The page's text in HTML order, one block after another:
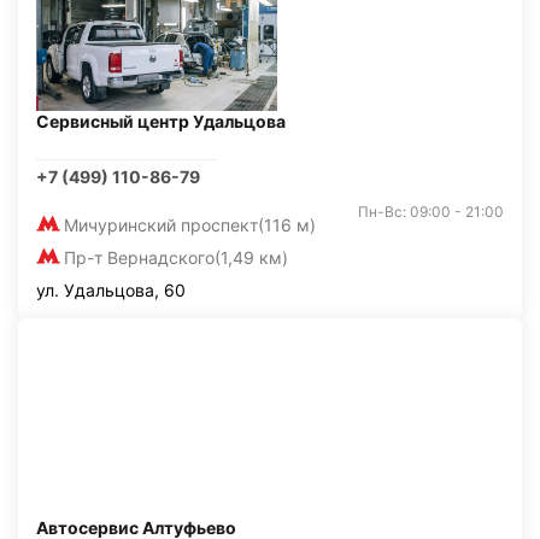
Сервисный центр Удальцова
+7 (499) 110-86-79
Мичуринский проспект(116 м)
Пр-т Вернадского(1,49 км)
Пн-Вс: 09:00 - 21:00
ул. Удальцова, 60
Автосервис Алтуфьево